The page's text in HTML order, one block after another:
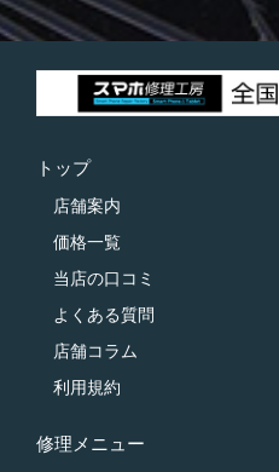
トップ
店舗案内
価格一覧
当店の口コミ
よくある質問
店舗コラム
利用規約
修理メニュー